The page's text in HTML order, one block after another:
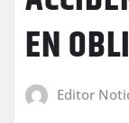
EN
Editor